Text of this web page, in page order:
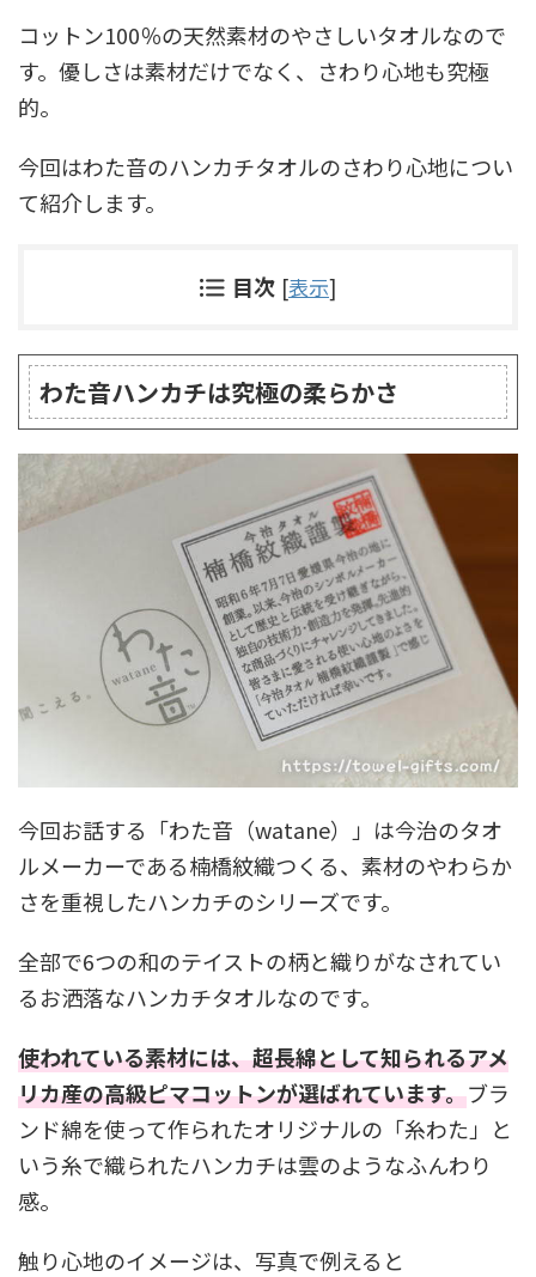
コットン100％の天然素材のやさしいタオルなので
す。優しさは素材だけでなく、さわり心地も究極
的。
今回はわた音のハンカチタオルのさわり心地につい
て紹介します。
目次 [表示]
わた音ハンカチは究極の柔らかさ
今回お話する「わた音（watane）」は今治のタオ
ルメーカーである楠橋紋織つくる、素材のやわらか
さを重視したハンカチのシリーズです。
全部で6つの和のテイストの柄と織りがなされてい
るお洒落なハンカチタオルなのです。
使われている素材には、超長綿として知られるアメ
リカ産の高級ピマコットンが選ばれています。ブラ
ンド綿を使って作られたオリジナルの「糸わた」と
いう糸で織られたハンカチは雲のようなふんわり
感。
触り心地のイメージは、写真で例えると